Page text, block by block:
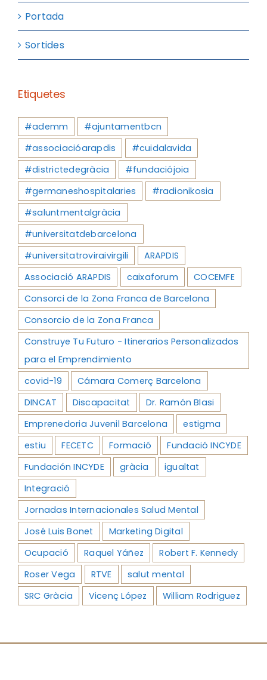
Portada
Sortides
Etiquetes
#ademm
#ajuntamentbcn
#associacióarapdis
#cuidalavida
#districtedegràcia
#fundaciójoia
#germaneshospitalaries
#radionikosia
#saluntmentalgràcia
#universitatdebarcelona
#universitatroviraivirgili
ARAPDIS
Associació ARAPDIS
caixaforum
COCEMFE
Consorci de la Zona Franca de Barcelona
Consorcio de la Zona Franca
Construye Tu Futuro - Itinerarios Personalizados
para el Emprendimiento
covid-19
Cámara Comerç Barcelona
DINCAT
Discapacitat
Dr. Ramón Blasi
Emprenedoria Juvenil Barcelona
estigma
estiu
FECETC Formació
Fundació INCYDE
Fundación INCYDE
gràcia
igualtat
Integració
Jornadas Internacionales Salud Mental
José Luis Bonet
Marketing Digital
Ocupació
Raquel Yáñez
Robert F. Kennedy
Roser Vega
RTVE
salut mental
SRC Gràcia
Vicenç López William Rodriguez